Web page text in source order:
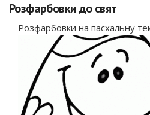
Розфарбовки до свят
Розфарбовки на пасхальну